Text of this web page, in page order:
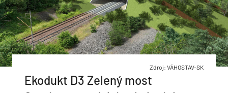
Zdroj: VÁHOSTAV-SK
Ekodukt D3 Zelený most